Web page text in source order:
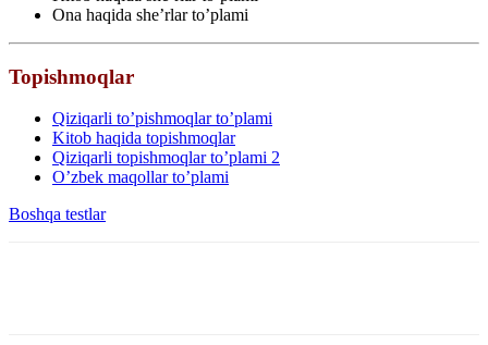
Ona haqida she’rlar to’plami
Topishmoqlar
Qiziqarli to’pishmoqlar to’plami
Kitob haqida topishmoqlar
Qiziqarli topishmoqlar to’plami 2
O’zbek maqollar to’plami
Boshqa testlar